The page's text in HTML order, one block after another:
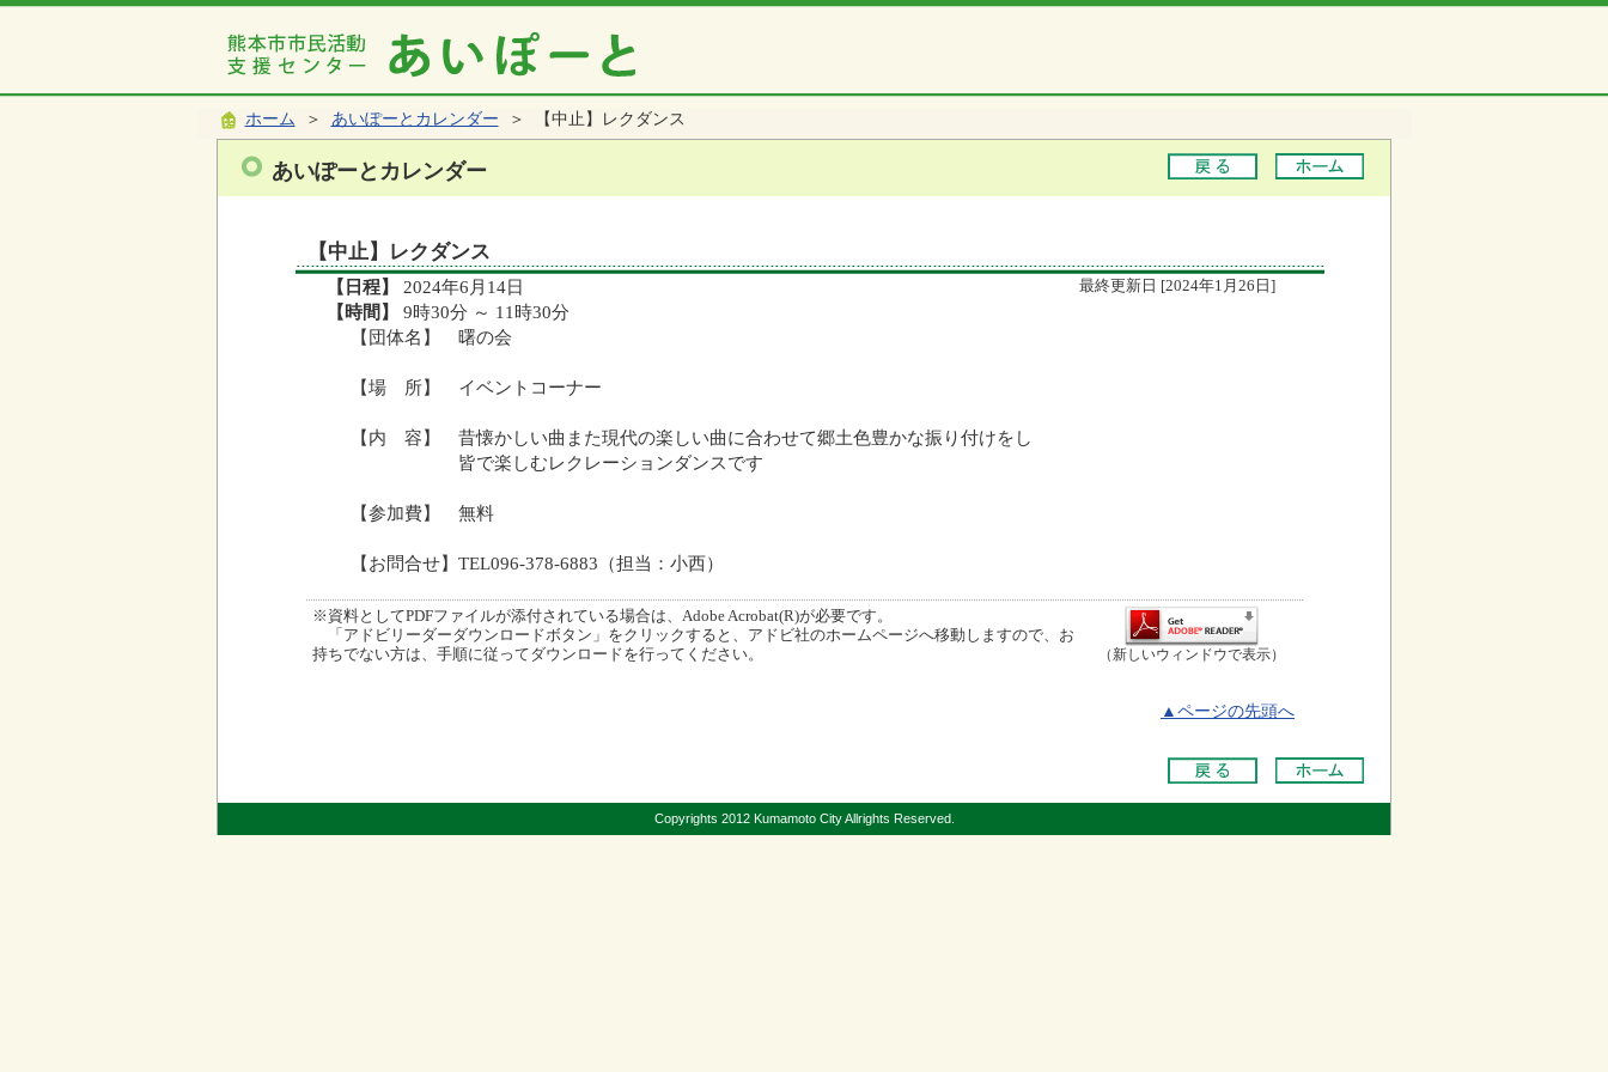
ホーム ＞ あいぽーとカレンダー ＞ 【中止】レクダンス
あいぽーとカレンダー
【中止】レクダンス
【日程】 2024年6月14日 最終更新日 [2024年1月26日]
【時間】
9時30分 ～ 11時30分
【団体名】 曙の会
【場 所】 イベントコーナー
【内 容】 昔懐かしい曲また現代の楽しい曲に合わせて郷土色豊かな振り付けをし
皆で楽しむレクレーションダンスです
【参加費】 無料
【お問合せ】TEL096-378-6883（担当：小西）
※資料としてPDFファイルが添付されている場合は、Adobe Acrobat(R)が必要です。
「アドビリーダーダウンロードボタン」をクリックすると、アドビ社のホームページへ移動しますので、お
持ちでない方は、手順に従ってダウンロードを行ってください。
（新しいウィンドウで表示）
▲ページの先頭へ
Copyrights 2012 Kumamoto City Allrights Reserved.